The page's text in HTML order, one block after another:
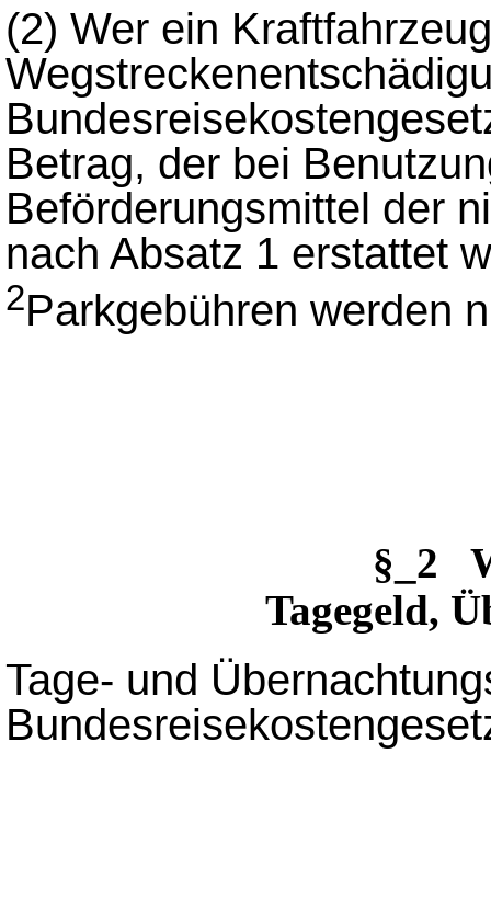
(2) Wer ein
Betrag, der bei
Beförderungsmittel der
nach Absatz 1 erstattet
2Parkgebühren werden
§_2
Tagegeld,
Tage- und